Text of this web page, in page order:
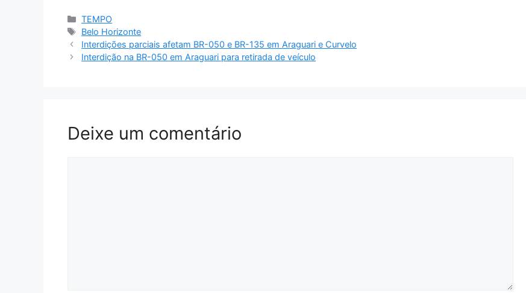
Categorias
TEMPO
Tags
Belo Horizonte
Interdições parciais afetam BR-050 e BR-135 em Araguari e Curvelo
Interdição na BR-050 em Araguari para retirada de veículo
Deixe um comentário